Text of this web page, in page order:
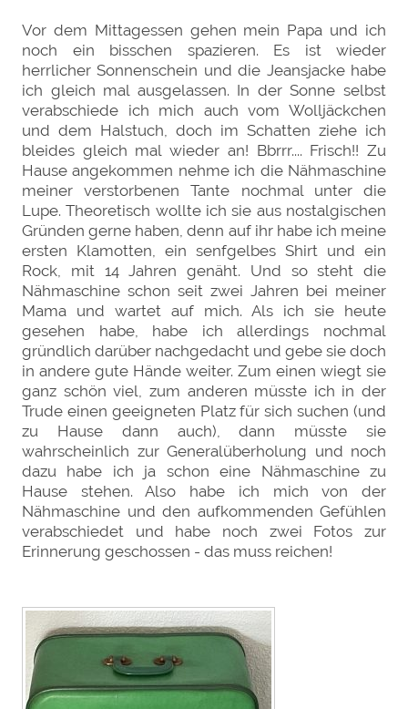
Vor dem Mittagessen gehen mein Papa und ich
noch ein bisschen spazieren. Es ist wieder
herrlicher Sonnenschein und die Jeansjacke habe
ich gleich mal ausgelassen. In der Sonne selbst
verabschiede ich mich auch vom Wolljäckchen
und dem Halstuch, doch im Schatten ziehe ich
bleides gleich mal wieder an! Bbrrr.... Frisch!! Zu
Hause angekommen nehme ich die Nähmaschine
meiner verstorbenen Tante nochmal unter die
Lupe. Theoretisch wollte ich sie aus nostalgischen
Gründen gerne haben, denn auf ihr habe ich meine
ersten Klamotten, ein senfgelbes Shirt und ein
Rock, mit 14 Jahren genäht. Und so steht die
Nähmaschine schon seit zwei Jahren bei meiner
Mama und wartet auf mich. Als ich sie heute
gesehen habe, habe ich allerdings nochmal
gründlich darüber nachgedacht und gebe sie doch
in andere gute Hände weiter. Zum einen wiegt sie
ganz schön viel, zum anderen müsste ich in der
Trude einen geeigneten Platz für sich suchen (und
zu Hause dann auch), dann müsste sie
wahrscheinlich zur Generalüberholung und noch
dazu habe ich ja schon eine Nähmaschine zu
Hause stehen. Also habe ich mich von der
Nähmaschine und den aufkommenden Gefühlen
verabschiedet und habe noch zwei Fotos zur
Erinnerung geschossen - das muss reichen!